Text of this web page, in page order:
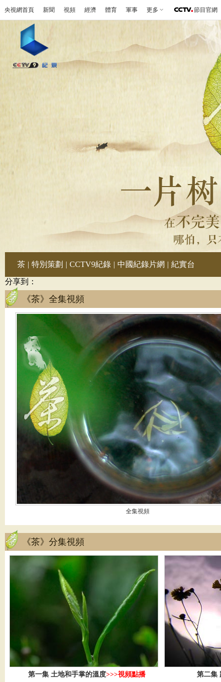
央視網首頁 新聞 視頻 經濟 體育 軍事 更多 節目官網
茶 | 特別策劃 | CCTV9紀錄 | 中國紀錄片網 | 紀實台
分享到：
《茶》全集視頻
全集視頻
《茶》分集視頻
第一集 土地和手掌的溫度>>>視頻點播 第二集